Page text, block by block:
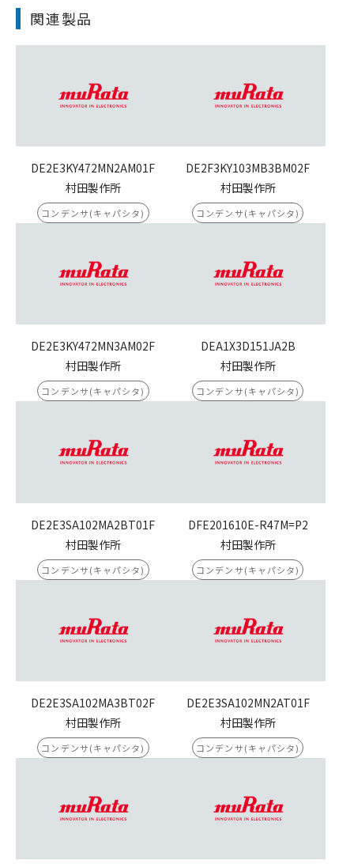
関連製品
DE2E3KY472MN2AM01F
村田製作所
コンデンサ(キャパシタ)
DE2F3KY103MB3BM02F
村田製作所
コンデンサ(キャパシタ)
DE2E3KY472MN3AM02F
村田製作所
コンデンサ(キャパシタ)
DEA1X3D151JA2B
村田製作所
コンデンサ(キャパシタ)
DE2E3SA102MA2BT01F
村田製作所
コンデンサ(キャパシタ)
DFE201610E-R47M=P2
村田製作所
コンデンサ(キャパシタ)
DE2E3SA102MA3BT02F
村田製作所
コンデンサ(キャパシタ)
DE2E3SA102MN2AT01F
村田製作所
コンデンサ(キャパシタ)